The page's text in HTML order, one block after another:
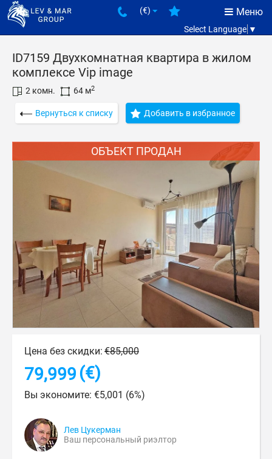
Меню
(€)
Select Language ▼
ID7159 Двухкомнатная квартира в жилом
комплексе Vip image
2 комн. 64 м2
Вернуться к списку Добавить в избранное
ОБЪЕКТ ПРОДАН
Цена без скидки: €85,000
79,999(€)
Вы экономите: €5,001 (6%)
Лев Цукерман
Ваш персональный риэлтор